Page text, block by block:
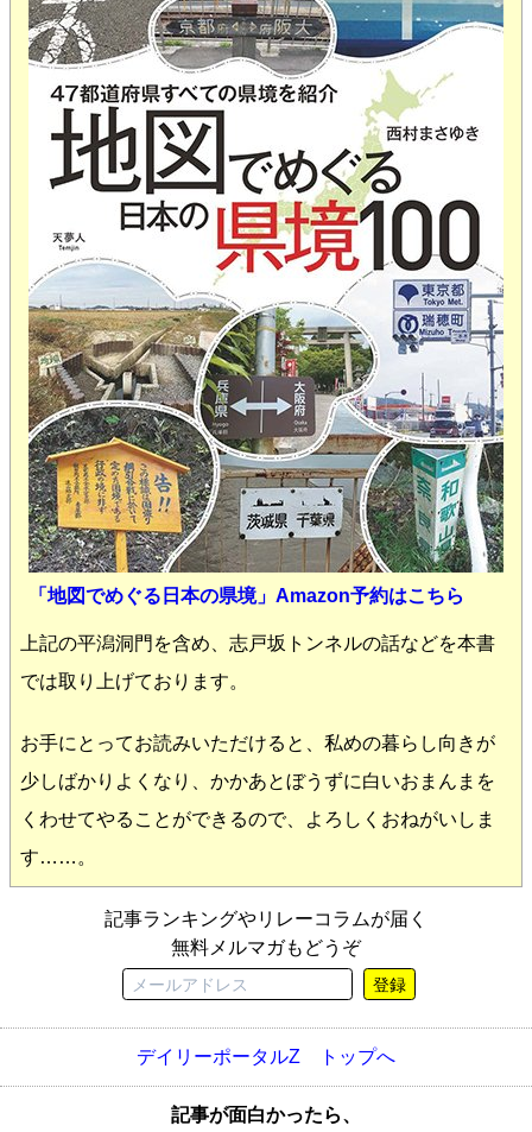
「地図でめぐる日本の県境」Amazon予約はこちら
上記の平潟洞門を含め、志戸坂トンネルの話などを本書
では取り上げております。
お手にとってお読みいただけると、私めの暮らし向きが
少しばかりよくなり、かかあとぼうずに白いおまんまを
くわせてやることができるので、よろしくおねがいしま
す……。
記事ランキングやリレーコラムが届く
無料メルマガもどうぞ
登録
デイリーポータルZ トップへ
記事が面白かったら、